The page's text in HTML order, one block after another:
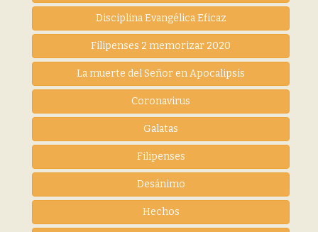
Disciplina Evangélica Eficaz
Filipenses 2 memorizar 2020
La muerte del Señor en Apocalipsis
Coronavirus
Galatas
Filipenses
Desánimo
Hechos